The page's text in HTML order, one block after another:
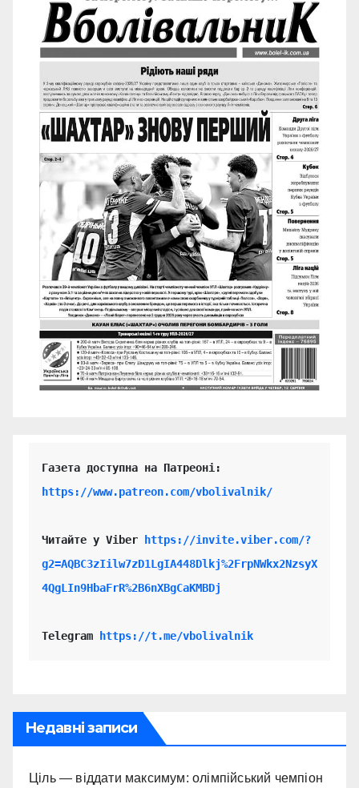
https://www.patreon.com/vbolivalnik/
Читайте у Viber
https://invite.viber.com/?
g2=AQBC3zIilw7zD1LgIA448Dlkj%2FrpNWkx2NzsyX
4QgLIn9HbaFrR%2B6nXBgCaKMBDj
Telegram https://t.me/vbolivalnik
Недавні записи
Ціль — віддати максимум: олімпійський чемпіон